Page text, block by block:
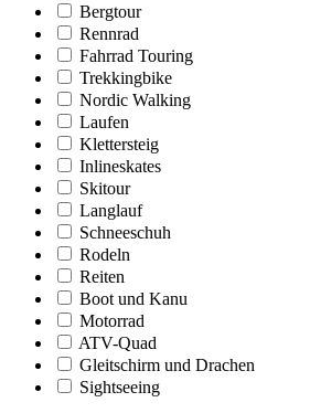
Bergtour
Rennrad
Fahrrad Touring
Trekkingbike
Nordic Walking
Laufen
Klettersteig
Inlineskates
Skitour
Langlauf
Schneeschuh
Rodeln
Reiten
Boot und Kanu
Motorrad
ATV-Quad
Gleitschirm und Drachen
Sightseeing